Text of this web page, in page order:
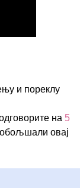
и пореклу
на 5
овај